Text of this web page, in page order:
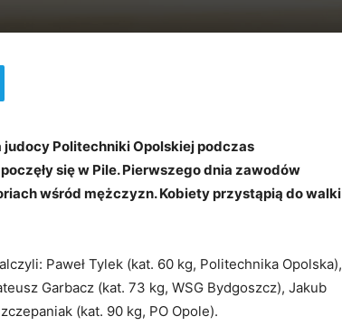
Politechniki Opolskiej podczas
się w Pile. Pierwszego dnia zawodów
wśród mężczyzn. Kobiety przystąpią do walki
Paweł Tylek (kat. 60 kg, Politechnika Opolska),
Garbacz (kat. 73 kg, WSG Bydgoszcz), Jakub
(kat. 90 kg, PO Opole).